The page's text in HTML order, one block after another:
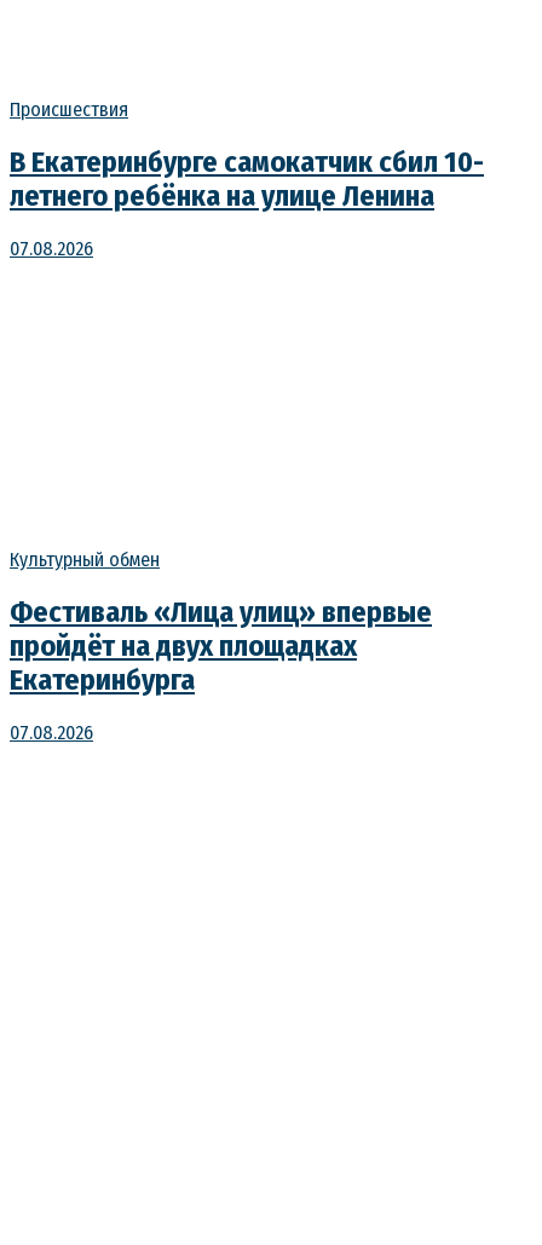
Происшествия
В Екатеринбурге самокатчик сбил 10-
летнего ребёнка на улице Ленина
07.08.2026
Культурный обмен
Фестиваль «Лица улиц» впервые
пройдёт на двух площадках
Екатеринбурга
07.08.2026